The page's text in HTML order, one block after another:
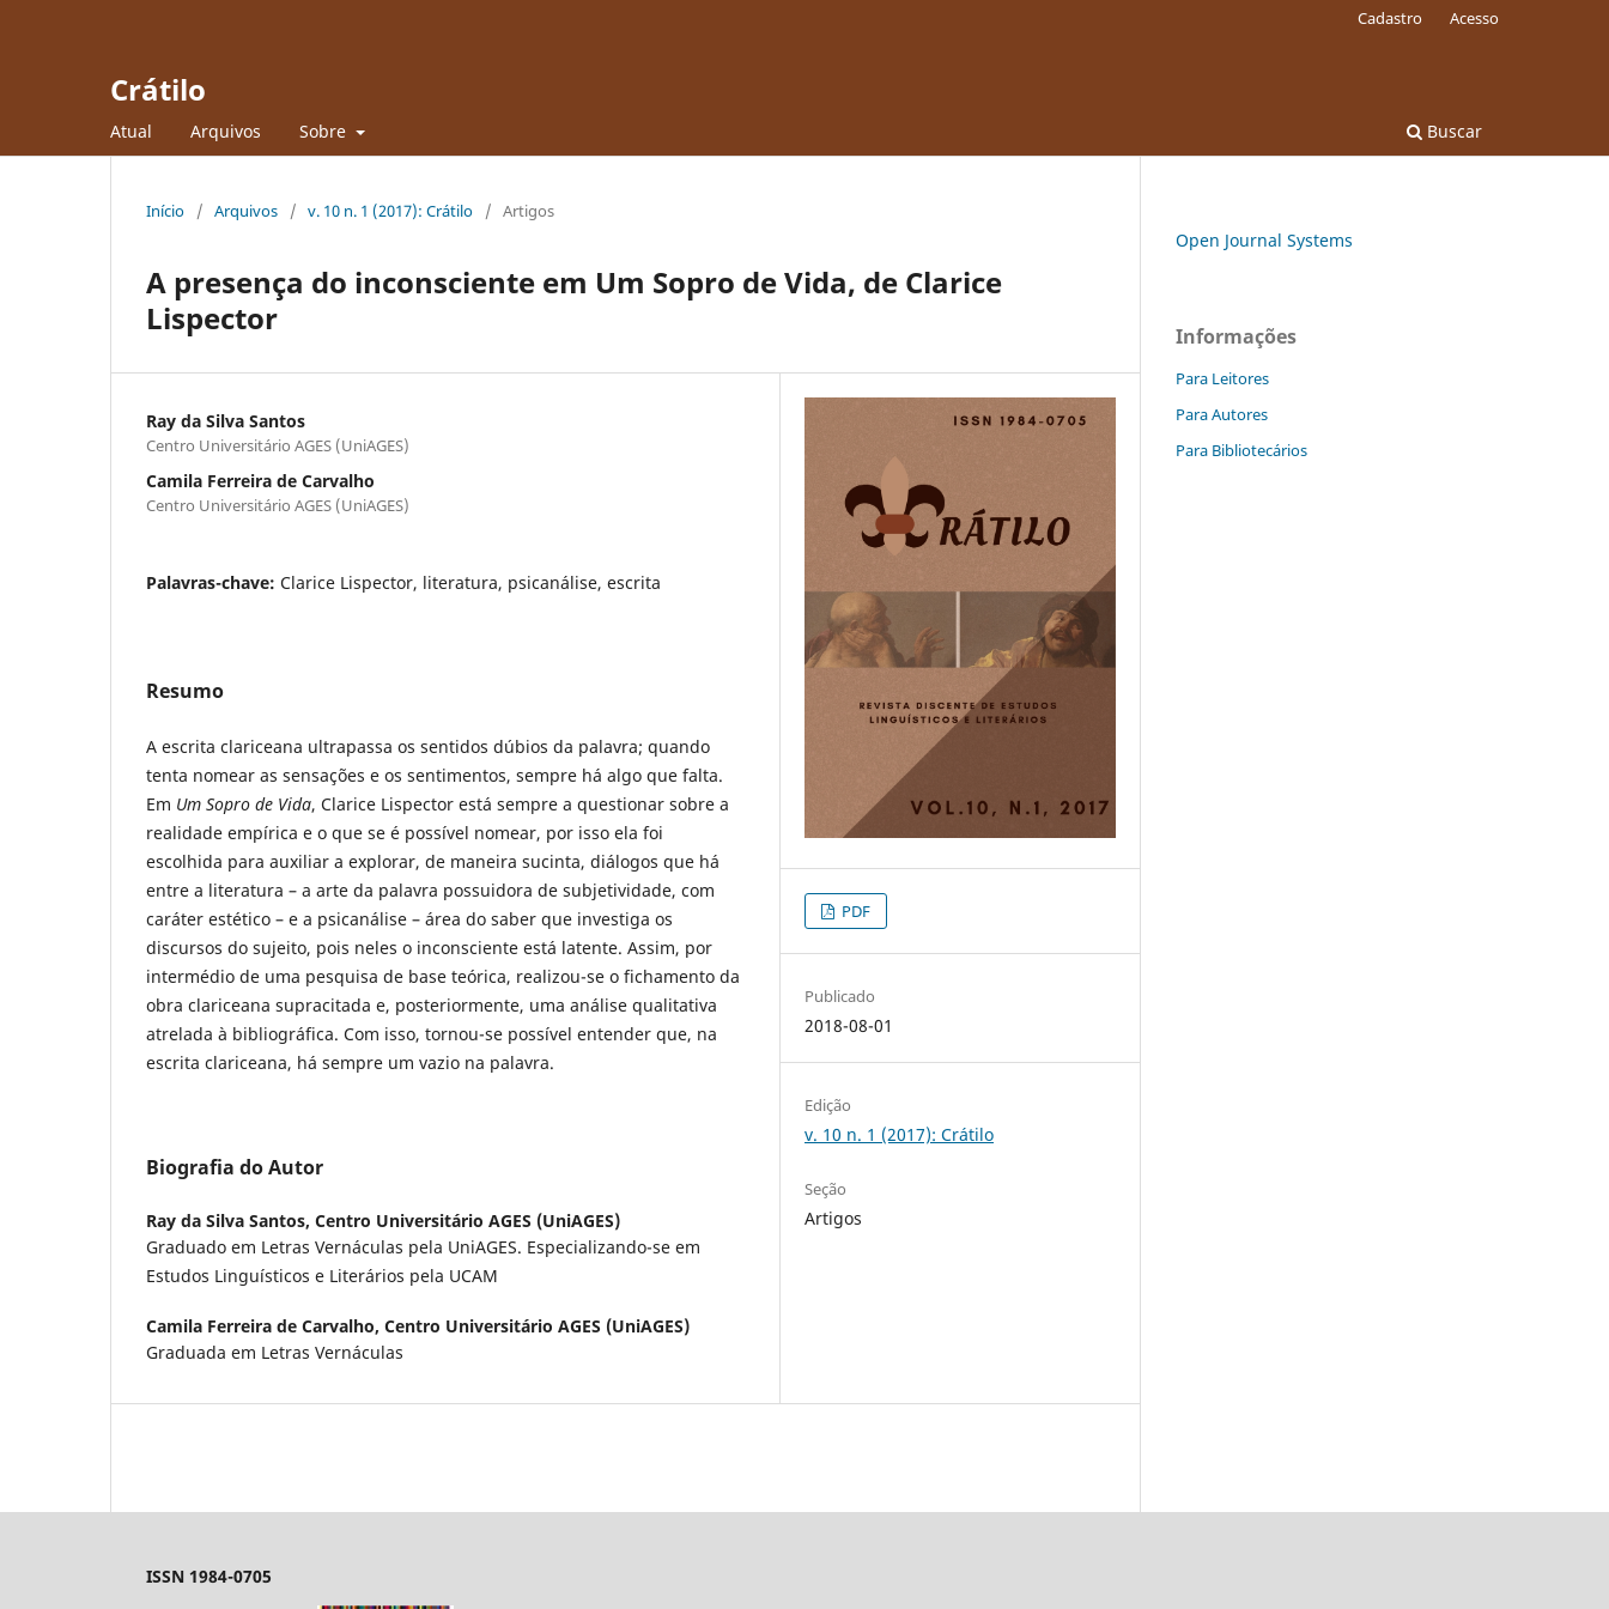
Crátilo
Atual Arquivos Sobre Buscar
Cadastro Acesso
Início / Arquivos / v. 10 n. 1 (2017): Crátilo / Artigos
A presença do inconsciente em Um Sopro de Vida, de Clarice
Lispector
Ray da Silva Santos
Centro Universitário AGES (UniAGES)
Camila Ferreira de Carvalho
Centro Universitário AGES (UniAGES)
Palavras-chave: Clarice Lispector, literatura, psicanálise, escrita
Resumo
A escrita clariceana ultrapassa os sentidos dúbios da palavra; quando
tenta nomear as sensações e os sentimentos, sempre há algo que falta.
Em Um Sopro de Vida, Clarice Lispector está sempre a questionar sobre a
realidade empírica e o que se é possível nomear, por isso ela foi
escolhida para auxiliar a explorar, de maneira sucinta, diálogos que há
entre a literatura – a arte da palavra possuidora de subjetividade, com
caráter estético – e a psicanálise – área do saber que investiga os
discursos do sujeito, pois neles o inconsciente está latente. Assim, por
intermédio de uma pesquisa de base teórica, realizou-se o fichamento da
obra clariceana supracitada e, posteriormente, uma análise qualitativa
atrelada à bibliográfica. Com isso, tornou-se possível entender que, na
escrita clariceana, há sempre um vazio na palavra.
Biografia do Autor
Ray da Silva Santos, Centro Universitário AGES (UniAGES)
Graduado em Letras Vernáculas pela UniAGES. Especializando-se em
Estudos Linguísticos e Literários pela UCAM
Camila Ferreira de Carvalho, Centro Universitário AGES (UniAGES)
Graduada em Letras Vernáculas
PDF
Publicado
2018-08-01
Edição
v. 10 n. 1 (2017): Crátilo
Seção
Artigos
Open Journal Systems
Informações
Para Leitores
Para Autores
Para Bibliotecários
ISSN 1984-0705